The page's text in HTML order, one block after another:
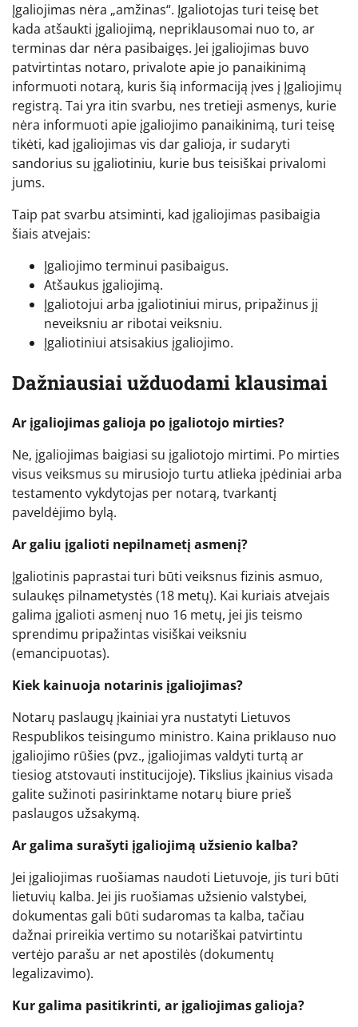
Įgaliojimas nėra „amžinas“. Įgaliotojas turi teisę bet
kada atšaukti įgaliojimą, nepriklausomai nuo to, ar
terminas dar nėra pasibaigęs. Jei įgaliojimas buvo
patvirtintas notaro, privalote apie jo panaikinimą
informuoti notarą, kuris šią informaciją įves į Įgaliojimų
registrą. Tai yra itin svarbu, nes tretieji asmenys, kurie
nėra informuoti apie įgaliojimo panaikinimą, turi teisę
tikėti, kad įgaliojimas vis dar galioja, ir sudaryti
sandorius su įgaliotiniu, kurie bus teisiškai privalomi
jums.
Taip pat svarbu atsiminti, kad įgaliojimas pasibaigia
šiais atvejais:
Įgaliojimo terminui pasibaigus.
Atšaukus įgaliojimą.
Įgaliotojui arba įgaliotiniui mirus, pripažinus jį
neveiksniu ar ribotai veiksniu.
Įgaliotiniui atsisakius įgaliojimo.
Dažniausiai užduodami klausimai
Ar įgaliojimas galioja po įgaliotojo mirties?
Ne, įgaliojimas baigiasi su įgaliotojo mirtimi. Po mirties
visus veiksmus su mirusiojo turtu atlieka įpėdiniai arba
testamento vykdytojas per notarą, tvarkantį
paveldėjimo bylą.
Ar galiu įgalioti nepilnametį asmenį?
Įgaliotinis paprastai turi būti veiksnus fizinis asmuo,
sulaukęs pilnametystės (18 metų). Kai kuriais atvejais
galima įgalioti asmenį nuo 16 metų, jei jis teismo
sprendimu pripažintas visiškai veiksniu
(emancipuotas).
Kiek kainuoja notarinis įgaliojimas?
Notarų paslaugų įkainiai yra nustatyti Lietuvos
Respublikos teisingumo ministro. Kaina priklauso nuo
įgaliojimo rūšies (pvz., įgaliojimas valdyti turtą ar
tiesiog atstovauti institucijoje). Tikslius įkainius visada
galite sužinoti pasirinktame notarų biure prieš
paslaugos užsakymą.
Ar galima surašyti įgaliojimą užsienio kalba?
Jei įgaliojimas ruošiamas naudoti Lietuvoje, jis turi būti
lietuvių kalba. Jei jis ruošiamas užsienio valstybei,
dokumentas gali būti sudaromas ta kalba, tačiau
dažnai prireikia vertimo su notariškai patvirtintu
vertėjo parašu ar net apostilės (dokumentų
legalizavimo).
Kur galima pasitikrinti, ar įgaliojimas galioja?